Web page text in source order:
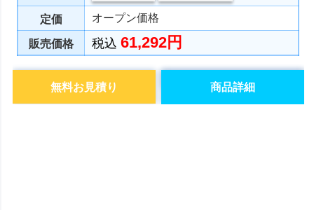
定価 オープン価格
販売価格 税込61,292円
商品詳細
無料お見積り